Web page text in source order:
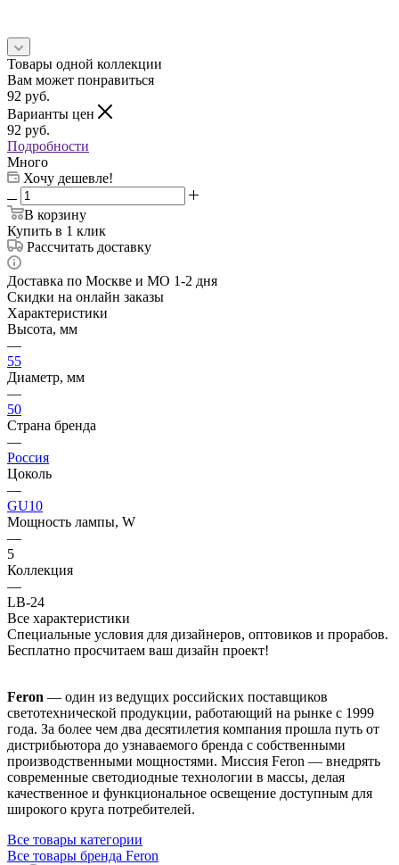
Товары одной коллекции
Вам может понравиться
92 руб.
Варианты цен
92 руб.
Подробности
Много
Хочу дешевле!
В корзину
Купить в 1 клик
Рассчитать доставку
Доставка по Москве и МО 1-2 дня
Скидки на онлайн заказы
Характеристики
Высота, мм
—
55
Диаметр, мм
—
50
Страна бренда
—
Россия
Цоколь
—
GU10
Мощность лампы, W
—
5
Коллекция
—
LB-24
Все характеристики
Специальные условия для дизайнеров, оптовиков и прорабов.
Бесплатно просчитаем ваш дизайн проект!
Feron — один из ведущих российских поставщиков
светотехнической продукции, работающий на рынке с 1999
года. За более чем два десятилетия компания прошла путь от
дистрибьютора до узнаваемого бренда с собственными
производственными мощностями. Миссия Feron — внедрять
современные светодиодные технологии в массы, делая
качественное и функциональное освещение доступным для
широкого круга потребителей.
Все товары категории
Все товары бренда Feron